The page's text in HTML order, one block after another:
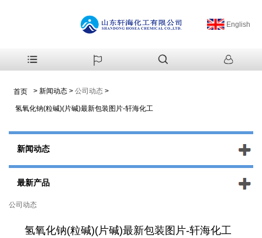
English
首页 > 新闻动态 > 公司动态 >
氢氧化钠(粒碱)(片碱)最新包装图片-轩海化工
新闻动态
最新产品
公司动态
氢氧化钠(粒碱)(片碱)最新包装图片-轩海化工